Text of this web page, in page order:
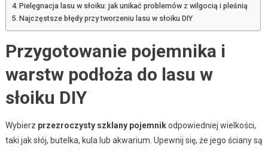
Pielęgnacja lasu w słoiku: jak unikać problemów z wilgocią i pleśnią
Najczęstsze błędy przy tworzeniu lasu w słoiku DIY
Przygotowanie pojemnika i
warstw podłoża do lasu w
słoiku DIY
Wybierz przezroczysty szklany pojemnikodpowiedniej wielkości,
taki jak słój, butelka, kula lub akwarium. Upewnij się, że jego ściany są